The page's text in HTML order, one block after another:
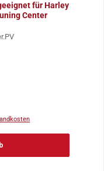
für Harley
Center